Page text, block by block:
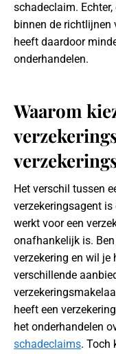
schadeclaim.
binnen de richtlijnen
heeft daardoor
onderhandelen.
Waarom
Het verschil tussen
verzekeringsagent
werkt voor een
onafhankelijk is.
verzekering en wil je
verschillende
heeft een
het onderhandelen
schadeclaims. Toch